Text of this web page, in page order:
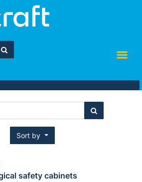
Sort by
safety cabinets